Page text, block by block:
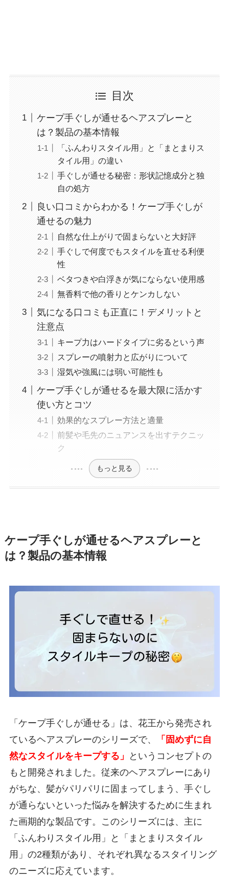
目次
ケープ手ぐしが通せるヘアスプレーと
は？製品の基本情報
「ふんわりスタイル用」と「まとまりス
タイル用」の違い
手ぐしが通せる秘密：形状記憶成分と独
自の処方
良い口コミからわかる！ケープ手ぐしが
通せるの魅力
自然な仕上がりで固まらないと大好評
手ぐしで何度でもスタイルを直せる利便
性
ベタつきや白浮きが気にならない使用感
無香料で他の香りとケンカしない
気になる口コミも正直に！デメリットと
注意点
キープ力はハードタイプに劣るという声
スプレーの噴射力と広がりについて
湿気や強風には弱い可能性も
ケープ手ぐしが通せるを最大限に活かす
使い方とコツ
効果的なスプレー方法と適量
前髪や毛先のニュアンスを出すテクニッ
ク
もっと見る
ケープ手ぐしが通せるヘアスプレーと
は？製品の基本情報
「ケープ手ぐしが通せる」は、花王から発売され
ているヘアスプレーのシリーズで、
「固めずに自
然なスタイルをキープする」
というコンセプトの
もと開発されました。従来のヘアスプレーにあり
がちな、髪がパリパリに固まってしまう、手ぐし
が通らないといった悩みを解決するために生まれ
た画期的な製品です。このシリーズには、主に
「ふんわりスタイル用」と「まとまりスタイル
用」の2種類があり、それぞれ異なるスタイリング
のニーズに応えています。